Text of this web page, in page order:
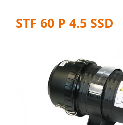
STF 60 P 4.5 SSD